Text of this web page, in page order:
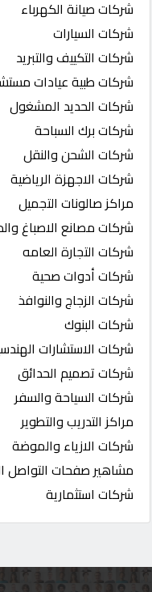
شركات صيانة الكهرباء
شركات السيارات
شركات التكييف والتبريد
شركات طبية عيادات
شركات الحديد المشغول
شركات برك السباحة
شركات الشحن والنقل
شركات الاجهزة الرياضية
مراكز صالونات التجميل
شركات مصانع الاصباغ
شركات التجارة العامه
شركات أدوات صحية
شركات الزجاج والنوافذ
شركات البنوك
شركات الاستشارات
شركات تصميم الحدائق
شركات السياحة والسفر
مراكز التدريب والتطوير
شركات الازياء والموضة
مشاهير صفحات التواصل
شركات استثمارية